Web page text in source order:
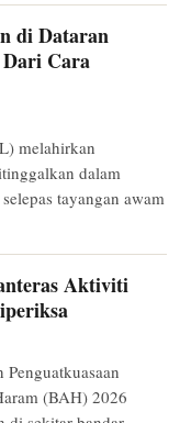
di Dataran
Cara
melahirkan
dalam
tayangan awam
Aktiviti
(BAH) 2026